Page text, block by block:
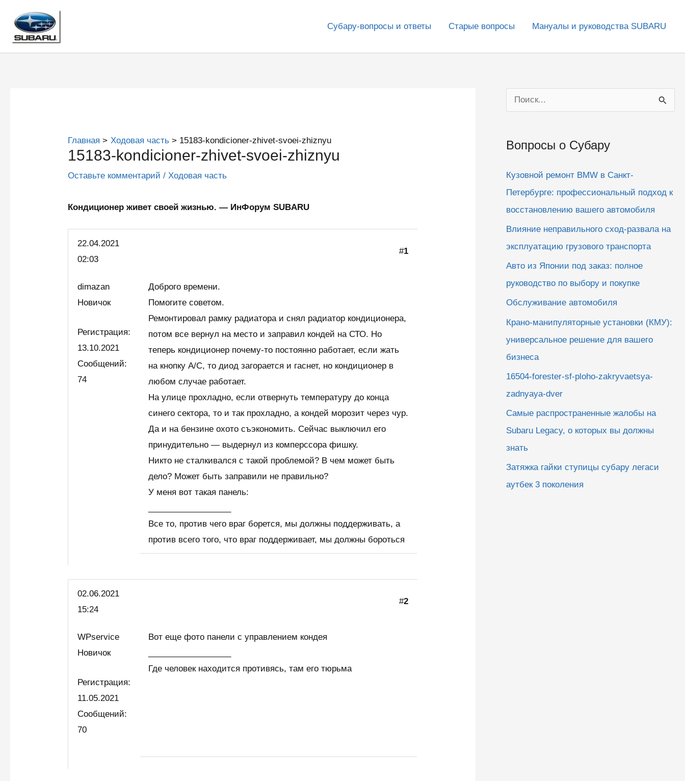
содержимому
Субару-вопросы и ответы Старые вопросы Мануалы и руководства SUBARU
Главная Ходовая часть 15183-kondicioner-zhivet-svoei-zhiznyu
15183-kondicioner-zhivet-svoei-zhiznyu
Оставьте комментарий / Ходовая часть
Кондиционер живет своей жизнью. — ИнФорум SUBARU
22.04.2021
02:03
#1
dimazan
Новичок
Регистрация:
13.10.2021
Сообщений:
74
Доброго времени.
Помогите советом.
Ремонтировал рамку радиатора и снял радиатор кондиционера,
потом все вернул на место и заправил кондей на СТО. Но
теперь кондиционер почему-то постоянно работает, если жать
на кнопку А/С, то диод загорается и гаснет, но кондиционер в
любом случае работает.
На улице прохладно, если отвернуть температуру до конца
синего сектора, то и так прохладно, а кондей морозит через чур.
Да и на бензине охото съэкономить. Сейчас выключил его
принудительно — выдернул из комперссора фишку.
Никто не сталкивался с такой проблемой? В чем может быть
дело? Может быть заправили не правильно?
У меня вот такая панель:
Все то, против чего враг борется, мы должны поддерживать, а
против всего того, что враг поддерживает, мы должны бороться
02.06.2021
15:24
#2
WPservice
Новичок
Регистрация:
11.05.2021
Сообщений:
70
Вот еще фото панели с управлением кондея
Где человек находится противясь, там его тюрьма
о
с
Вопросы о Субару
Кузовной ремонт BMW в Санкт-
Петербурге: профессиональный подход к
восстановлению вашего автомобиля
Влияние неправильного сход-развала на
эксплуатацию грузового транспорта
Авто из Японии под заказ: полное
руководство по выбору и покупке
Обслуживание автомобиля
Крано-манипуляторные установки (КМУ):
универсальное решение для вашего
бизнеса
16504-forester-sf-ploho-zakryvaetsya-
zadnyaya-dver
Самые распространенные жалобы на
Subaru Legacy, о которых вы должны
знать
Затяжка гайки ступицы субару легаси
аутбек 3 поколения